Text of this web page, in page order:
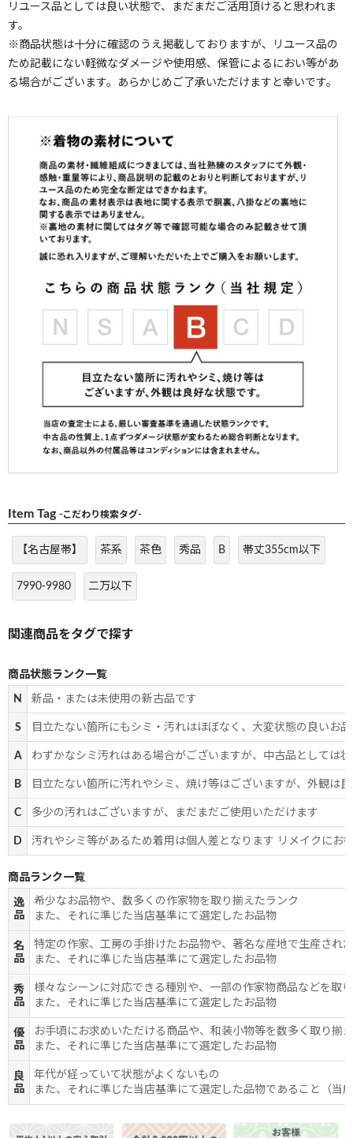
リユース品としては良い状態で、まだまだご活用頂けると思われま
す。
※商品状態は十分に確認のうえ掲載しておりますが、リユース品の
ため記載にない軽微なダメージや使用感、保管によるにおい等があ
る場合がございます。あらかじめご了承いただけますと幸いです。
Item Tag -こだわり検索タグ-
【名古屋帯】 茶系 茶色 秀品 B 帯丈355cm以下
7990-9980 二万以下
商品状態ランク一覧
N 新品・または未使用の新古品です
S 目立たない箇所にもシミ・汚れはほぼなく、大変状態の良いお
A わずかなシミ汚れはある場合がございますが、中古品としては
B 目立たない箇所に汚れやシミ、焼け等はございますが、外観は
C 多少の汚れはございますが、まだまだご使用いただけます
D 汚れやシミ等があるため着用は個人差となります リメイクにお
商品ランク一覧
逸
品
希少なお品物や、数多くの作家物を取り揃えたランク
また、それに準じた当店基準にて選定したお品物
名
品
特定の作家、工房の手掛けたお品物や、著名な産地で生産され
また、それに準じた当店基準にて選定したお品物
秀
品
様々なシーンに対応できる種別や、一部の作家物商品などを取
また、それに準じた当店基準にて選定したお品物
優
品
お手頃にお求めいただける商品や、和装小物等を数多く取り揃
また、それに準じた当店基準にて選定したお品物
良
品
年代が経っていて状態がよくないもの
また、それに準じた当店基準にて選定した品物であること（当